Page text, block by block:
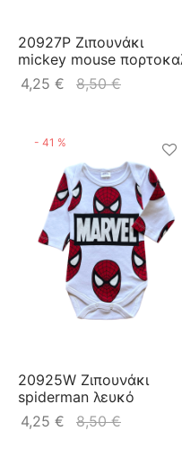
20927P Ζιπουνάκι
mickey mouse
4,25 € 8,50€
- 41 %
20925W Ζιπουνάκι
spiderman λευκό
4,25 € 8,50€